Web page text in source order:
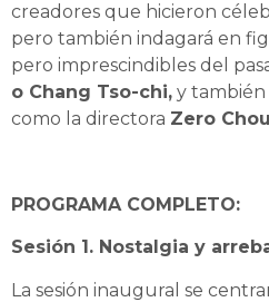
creadores que hicieron
pero también indagará en
pero imprescindibles del
o Chang Tso-chi, y
como la directora Zero
PROGRAMA COMPLETO:
Sesión 1. Nostalgia y
La sesión inaugural se